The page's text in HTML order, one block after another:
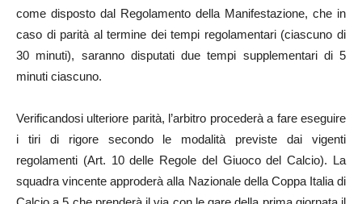
come disposto dal Regolamento della Manifestazione, che in
caso di parità al termine dei tempi regolamentari (ciascuno di
30 minuti), saranno disputati due tempi supplementari di 5
minuti ciascuno.
Verificandosi ulteriore parità, l’arbitro procederà a fare eseguire
i tiri di rigore secondo le modalità previste dai vigenti
regolamenti (Art. 10 delle Regole del Giuoco del Calcio). La
squadra vincente approderà alla Nazionale della Coppa Italia di